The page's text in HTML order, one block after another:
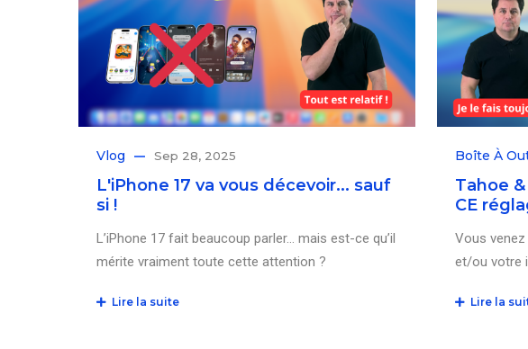
Vlog Sep 28, 2025
L'iPhone 17 va vous décevoir... sauf
si !
L’iPhone 17 fait beaucoup parler… mais est-ce qu’il
mérite vraiment toute cette attention ?
Lire la suite
Boîte À
Tahoe
CE
Vous venez
et/ou votre
Lire la